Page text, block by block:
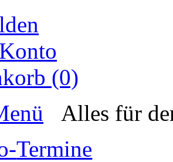
(0)
Alles für
Termine